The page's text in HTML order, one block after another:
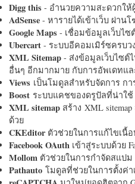
Digg this- อำนวยความสะดวกให้ผู้
AdSense- หารายได้เข้าเว็บ ผ่านโ
Google Maps- เชื่อมข้อมูลเว็บไซต์
Ubercart- ระบบอีคอมเมิร์ซครบว
XML Sitemap- ส่งข้อมูลเว็บไซต์ไ
อื่นๆ อีกมากมาย กับการอัพเดท
Views เป็นโมดูลสำหรับจัดการ ก
Boost ระบบแคชของดรูปัลที่น่าใช้
XML sitemapสร้าง XML
ด้วย
CKEditorตัวช่วยในการแก้ไขเนื้
Facebook OAuth เข้าสู่ระบบด้วย
Mollom ตัวช่วยในการกำจัดสแปม
Pathautoโมดูลที่ช่วยในการตั้งค่า